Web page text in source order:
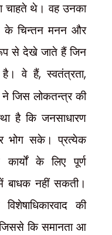
चाहते थे। वह उनका
के चिन्तन मनन और
से देखे जाते हैं जिन
है। वे हैं,स्वतंत्रता,
ने जिस लोकतन्त्र की
है कि जनसाधारण
भोग सके। प्रत्येक
के लिए पूर्ण
बाधक नहीं सकती।
की
जिससे कि समानता आ